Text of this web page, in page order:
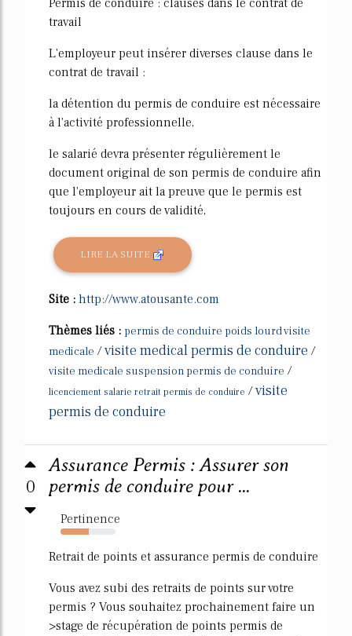
travail
L'employeur peut insérer diverses clause dans le
contrat de travail :
la détention du permis de conduire est nécessaire
à l'activité professionnelle,
le salarié devra présenter régulièrement le
document original de son permis de conduire afin
que l'employeur ait la preuve que le permis est
toujours en cours de validité,
LIRE LA SUITE
Site : http://www.atousante.com
Thèmes liés : permis de conduire poids lourd visite
medicale /visite medical permis de conduire /
visite medicale suspension permis de conduire /
licenciement salarie retrait permis de conduire /visite
permis de conduire
0
Assurance Permis : Assurer son
permis de conduire pour ...
Pertinence
52%
Retrait de points et assurance permis de conduire
Vous avez subi des retraits de points sur votre
permis ? Vous souhaitez prochainement faire un
>stage de récupération de points permis de